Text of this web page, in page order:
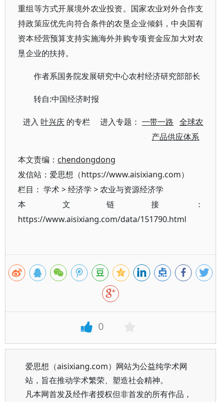
重组等方式开展境外农业投资。国家农业对外合作支
持政策应优先向符合条件的农垦企业倾斜，中央国有
资本经营预算支持实施海外并购专项资金应加大对农
垦企业的扶持。
作者系国务院发展研究中心农村经济研究部部长
转自:中国经济时报
进入叶兴庆 的专栏 进入专题：一带一路
全球农
产品供应体系
本文责编： chendongdong
发信站：爱思想（https://www.aisixiang.com）
栏目： 学术>经济学 >农业与资源经济学
本文链接：
https://www.aisixiang.com/data/151790.html
0
爱思想（aisixiang.com）网站为公益纯学术网
站，旨在推动学术繁荣、塑造社会精神。
凡本网首发及经作者授权但非首发的所有作品，